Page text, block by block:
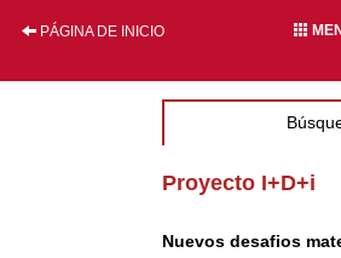
PÁGINA DE INICIO
Proyecto I+D+i
Nuevos desafios